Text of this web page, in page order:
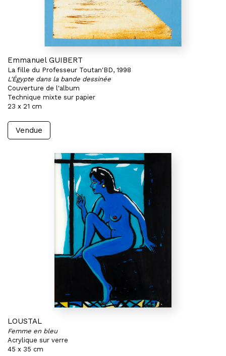
Emmanuel GUIBERT
La fille du Professeur Toutan'BD, 1998
L'Égypte dans la bande dessinée
Couverture de l'album
Technique mixte sur papier
23 x 21 cm
Vendue
LOUSTAL
Femme en bleu
Acrylique sur verre
45 x 35 cm